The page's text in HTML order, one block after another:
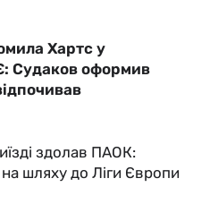
Хартс у
Судаков оформив
здолав ПАОК:
шляху до Ліги Європи